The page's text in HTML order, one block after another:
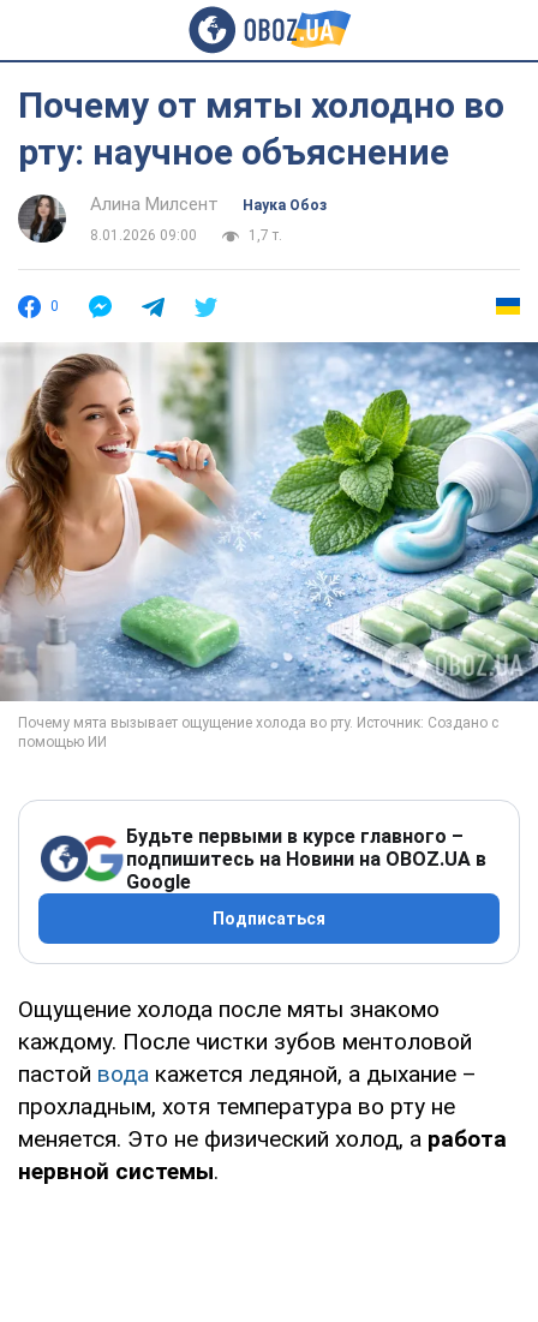
Почему от мяты холодно во
рту: научное объяснение
Алина Милсент
Наука Обоз
8.01.2026 09:00
1,7 т.
0
Будьте первыми в курсе главного –
подпишитесь на Новини на OBOZ.UA в
Google
Подписаться
Ощущение холода после мяты знакомо
каждому. После чистки зубов ментоловой
пастой вода кажется ледяной, а дыхание –
прохладным, хотя температура во рту не
меняется. Это не физический холод, а работа
нервной системы.